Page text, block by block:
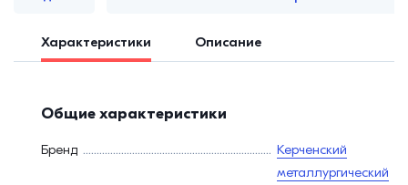
Характеристики Описание
Общие характеристики
Бренд
Керченский
металлургический